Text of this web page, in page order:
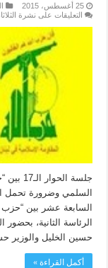
25 أغسطس، 2015
التعليقات على نشرة الثلاثاء 25 آب 2015 العدد 2974
جلسة
السلمي وضرورة تحمل
السابعة عشر بين “حزب
الرئاسة الثانية،
حسين الخليل والوزير
أكمل القراءة »